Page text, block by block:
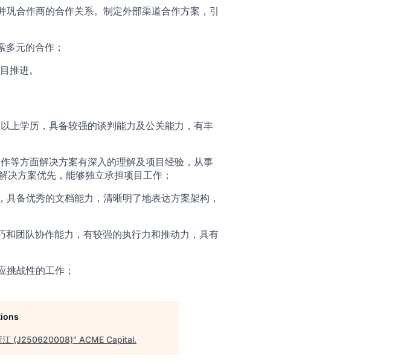
合作商的合作关系。制定外部渠道合作方案，引
元的合作；
推进。
上学历，具备较强的谈判能力及公关能力，有丰
等方面解决方案有深入的理解及项目经验，从事
方案优先，能够独立承担项目工作；
备优秀的文档能力，清晰明了地表达方案架构，
团队协作能力，有较强的执行力和推动力，具有
战性的工作；
江 (J250620008)" ACME Capital.